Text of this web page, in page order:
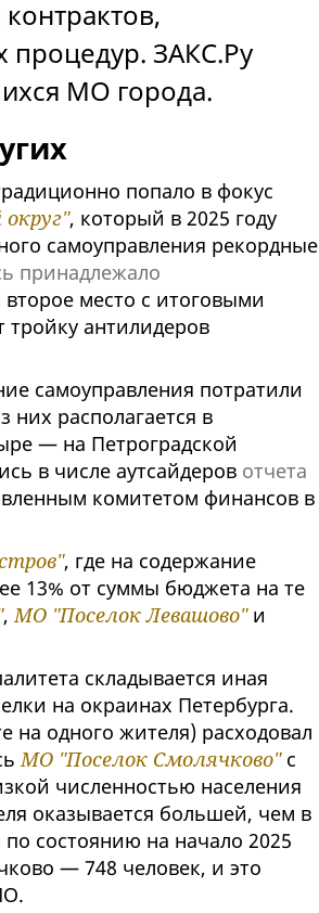
процедур. ЗАКС.Ру
МО города.
попало в фокус
, который в 2025 году
самоуправления рекордные
принадлежало
второе место с итоговыми
тройку антилидеров
самоуправления потратили
располагается в
— на Петроградской
в числе аутсайдеров отчета
комитетом финансов в
, где на содержание
13% от суммы бюджета на те
, МО "Поселок Левашово"и
складывается иная
на окраинах Петербурга.
на одного жителя) расходовал
МО "Поселок Смолячково"с
численностью населения
оказывается большей, чем в
состоянию на начало 2025
— 748 человек, и это